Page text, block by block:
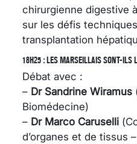
chirurgienne digestive
sur les défis
transplantation
18H25 : LES MARSEILLAIS SONT-ILS
Débat avec :
– Dr Sandrine Wiramus
Biomédecine)
– Dr Marco Caruselli
d’organes et de tissus